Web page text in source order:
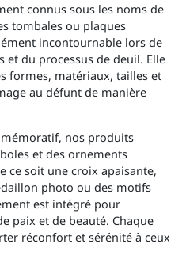
connus sous les noms de
tombales ou plaques
incontournable lors de
et du processus de deuil. Elle
formes, matériaux, tailles et
au défunt de manière
nos produits
et des ornements
ce soit une croix apaisante,
photo ou des motifs
est intégré pour
paix et de beauté. Chaque
réconfort et sérénité à ceux